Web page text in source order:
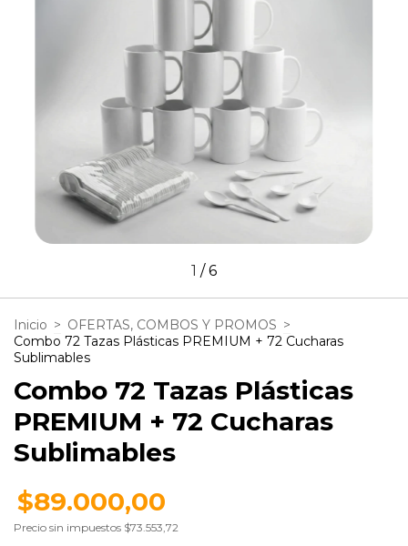
1 /6
Inicio > OFERTAS, COMBOS Y PROMOS >
Combo 72 Tazas Plásticas PREMIUM + 72 Cucharas
Sublimables
Combo 72 Tazas Plásticas
PREMIUM + 72 Cucharas
Sublimables
$89.000,00
Precio sin impuestos $73.553,72